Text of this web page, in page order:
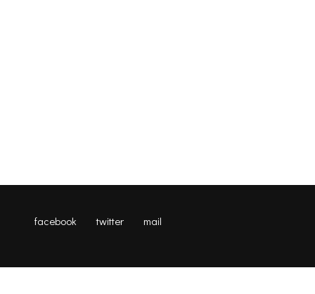
facebook twitter mail